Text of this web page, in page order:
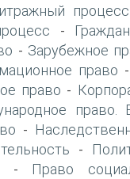
процесс
-
- Зарубежное
право -
право -
право.
-
-
- Право